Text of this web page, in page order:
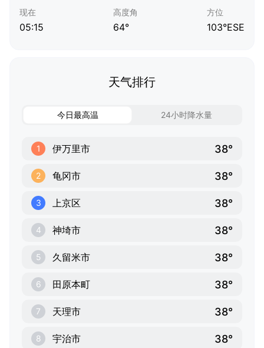
现在
05:15
高度角
64°
方位
103°ESE
天气排行
今日最高温 24小时降水量
1 伊万里市 38°
2 龟冈市 38°
3 上京区 38°
4 神埼市 38°
5 久留米市 38°
6 田原本町 38°
7 天理市 38°
8 宇治市 38°